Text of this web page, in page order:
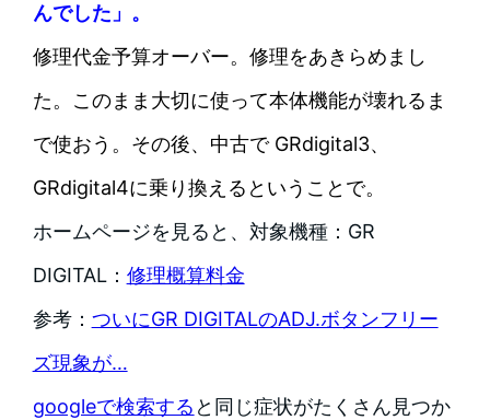
んでした」。
修理代金予算オーバー。修理をあきらめまし
た。このまま大切に使って本体機能が壊れるま
で使おう。その後、中古で GRdigital3、
GRdigital4に乗り換えるということで。
ホームページを見ると、対象機種：GR
DIGITAL： 修理概算料金
参考： ついにGR DIGITALのADJ.ボタンフリー
ズ現象が…
googleで検索する と同じ症状がたくさん見つか